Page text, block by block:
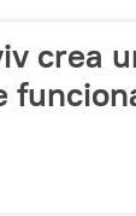
crea